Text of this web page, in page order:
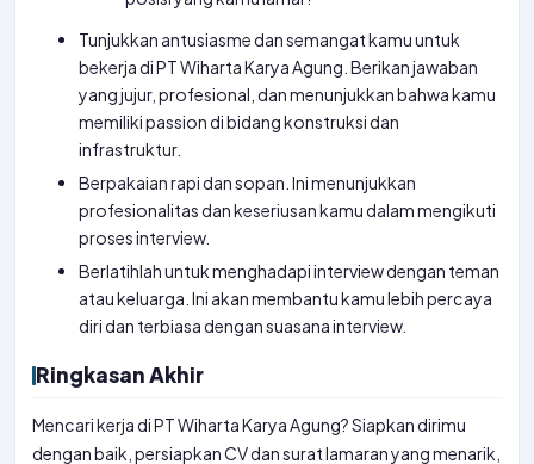
Tunjukkan antusiasme dan semangat kamu untuk
bekerja di PT Wiharta Karya Agung. Berikan jawaban
yang jujur, profesional, dan menunjukkan bahwa kamu
memiliki passion di bidang konstruksi dan
infrastruktur.
Berpakaian rapi dan sopan. Ini menunjukkan
profesionalitas dan keseriusan kamu dalam mengikuti
proses interview.
Berlatihlah untuk menghadapi interview dengan teman
atau keluarga. Ini akan membantu kamu lebih percaya
diri dan terbiasa dengan suasana interview.
Ringkasan Akhir
Mencari kerja di PT Wiharta Karya Agung? Siapkan dirimu
dengan baik, persiapkan CV dan surat lamaran yang menarik,